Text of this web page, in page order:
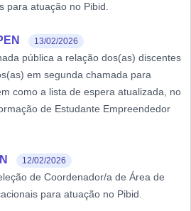
para atuação no Pibid.
13/02/2026
pública a relação dos(as) discentes
em segunda chamada para
como a lista de espera atualizada, no
de Estudante Empreendedor
12/02/2026
de Coordenador/a de Área de
para atuação no Pibid.